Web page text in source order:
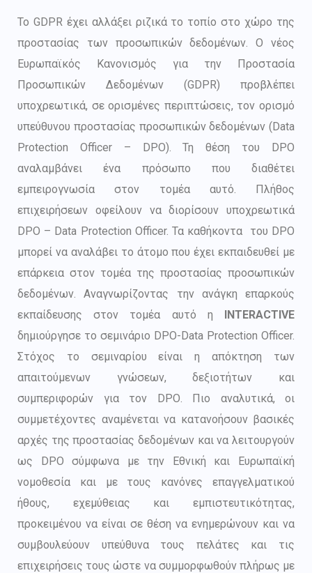
Το GDPR έχει αλλάξει ριζικά το τοπίο στο χώρο της
προστασίας των προσωπικών δεδομένων. Ο νέος
Ευρωπαϊκός Κανονισμός για την Προστασία
Προσωπικών Δεδομένων (GDPR) προβλέπει
υποχρεωτικά, σε ορισμένες περιπτώσεις, τον ορισμό
υπεύθυνου προστασίας προσωπικών δεδομένων (Data
Protection Officer – DPO). Τη θέση του DPΟ
αναλαμβάνει ένα πρόσωπο που διαθέτει
εμπειρογνωσία στον τομέα αυτό. Πλήθος
επιχειρήσεων οφείλουν να διορίσουν υποχρεωτικά
DPO – Data Protection Officer. Τα καθήκοντα του DPO
μπορεί να αναλάβει το άτομο που έχει εκπαιδευθεί με
επάρκεια στον τομέα της προστασίας προσωπικών
δεδομένων. Αναγνωρίζοντας την ανάγκη επαρκούς
εκπαίδευσης στον τομέα αυτό η INTERACTIVE
δημιούργησε το σεμινάριο DPO-Data Protection Officer.
Στόχος το σεμιναρίου είναι η απόκτηση των
απαιτούμενων γνώσεων, δεξιοτήτων και
συμπεριφορών για τον DPΟ. Πιο αναλυτικά, οι
συμμετέχοντες αναμένεται να κατανοήσουν βασικές
αρχές της προστασίας δεδομένων και να λειτουργούν
ως DPO σύμφωνα με την Εθνική και Ευρωπαϊκή
νομοθεσία και με τους κανόνες επαγγελματικού
ήθους, εχεμύθειας και εμπιστευτικότητας,
προκειμένου να είναι σε θέση να ενημερώνουν και να
συμβουλεύουν υπεύθυνα τους πελάτες και τις
επιχειρήσεις τους ώστε να συμμορφωθούν πλήρως με